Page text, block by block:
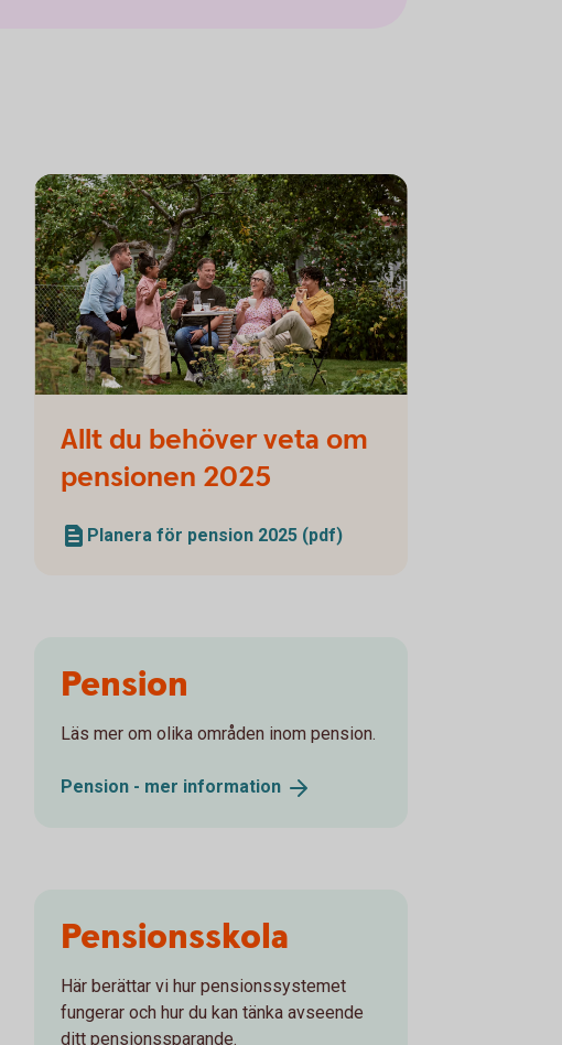
Allt du behöver veta om
pensionen 2025
Planera för pension 2025 (pdf)
Pension
Läs mer om olika områden inom pension.
Pension - mer information
Pensionsskola
Här berättar vi hur pensionssystemet
fungerar och hur du kan tänka avseende
ditt pensionssparande.